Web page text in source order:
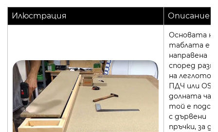
Илюстрация Описание
Основата на
таблата е
направена
според
на леглото
ПДЧ или
долната
той е
с дървени
пръчки, за да